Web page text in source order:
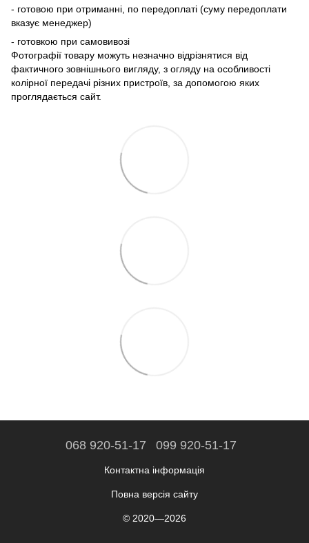
- готовою при отриманні, по передоплаті (суму передоплати
вказує менеджер)
- готовкою при самовивозі
Фотографії товару можуть незначно відрізнятися від
фактичного зовнішнього вигляду, з огляду на особливості
колірної передачі різних пристроїв, за допомогою яких
проглядається сайт.
068 920-51-17 099 920-51-17
Контактна інформація
Повна версія сайту
© 2020—2026